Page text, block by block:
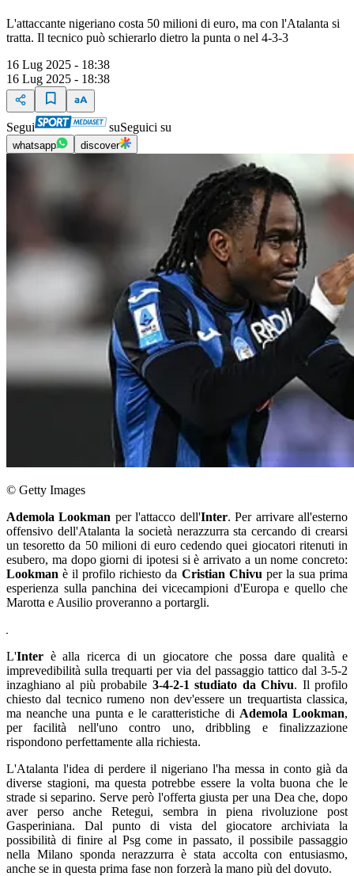
L'attaccante nigeriano costa 50 milioni di euro, ma con l'Atalanta si
tratta. Il tecnico può schierarlo dietro la punta o nel 4-3-3
16 Lug 2025 - 18:38
16 Lug 2025 - 18:38
Segui suSeguici su
whatsapp discover
© Getty Images
Ademola Lookman per l'attacco dell'Inter. Per arrivare all'esterno
offensivo dell'Atalanta la società nerazzurra sta cercando di crearsi
un tesoretto da 50 milioni di euro cedendo quei giocatori ritenuti in
esubero, ma dopo giorni di ipotesi si è arrivato a un nome concreto:
Lookmanè il profilo richiesto da Cristian Chivu per la sua prima
esperienza sulla panchina dei vicecampioni d'Europa e quello che
Marotta e Ausilio proveranno a portargli.
L'Inter è alla ricerca di un giocatore che possa dare qualità e
imprevedibilità sulla trequarti per via del passaggio tattico dal 3-5-2
inzaghiano al più probabile 3-4-2-1 studiato da Chivu. Il profilo
chiesto dal tecnico rumeno non dev'essere un trequartista classica,
ma neanche una punta e le caratteristiche di Ademola Lookman,
per facilità nell'uno contro uno, dribbling e finalizzazione
rispondono perfettamente alla richiesta.
L'Atalanta l'idea di perdere il nigeriano l'ha messa in conto già da
diverse stagioni, ma questa potrebbe essere la volta buona che le
strade si separino. Serve però l'offerta giusta per una Dea che, dopo
aver perso anche Retegui, sembra in piena rivoluzione post
Gasperiniana. Dal punto di vista del giocatore archiviata la
possibilità di finire al Psg come in passato, il possibile passaggio
nella Milano sponda nerazzurra è stata accolta con entusiasmo,
anche se in questa prima fase non forzerà la mano più del dovuto.